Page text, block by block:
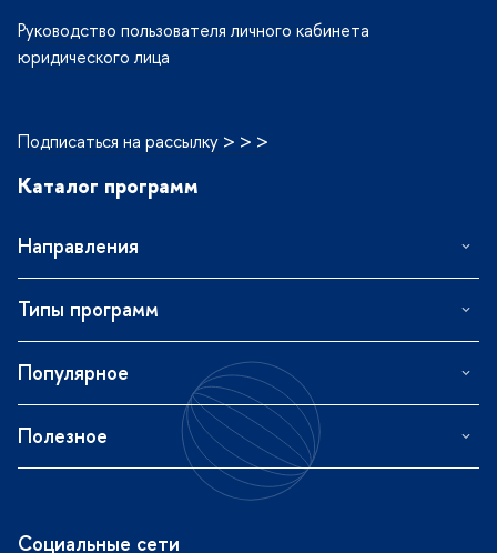
Руководство пользователя личного кабинета
юридического лица
Подписаться на рассылку > > >
Каталог программ
Направления
Типы программ
Популярное
Полезное
Социальные сети